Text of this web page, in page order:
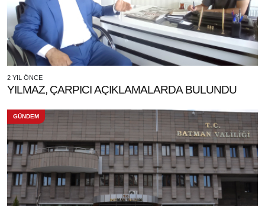
2 YIL ÖNCE
YILMAZ, ÇARPICI AÇIKLAMALARDA BULUNDU
GÜNDEM